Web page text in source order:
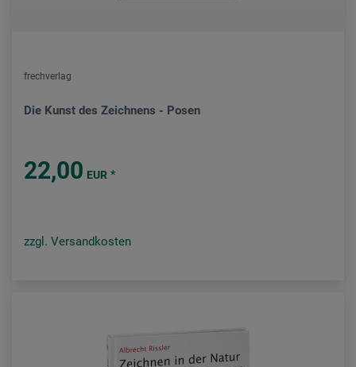
frechverlag
Die Kunst des Zeichnens - Posen
22,00 EUR *
zzgl. Versandkosten